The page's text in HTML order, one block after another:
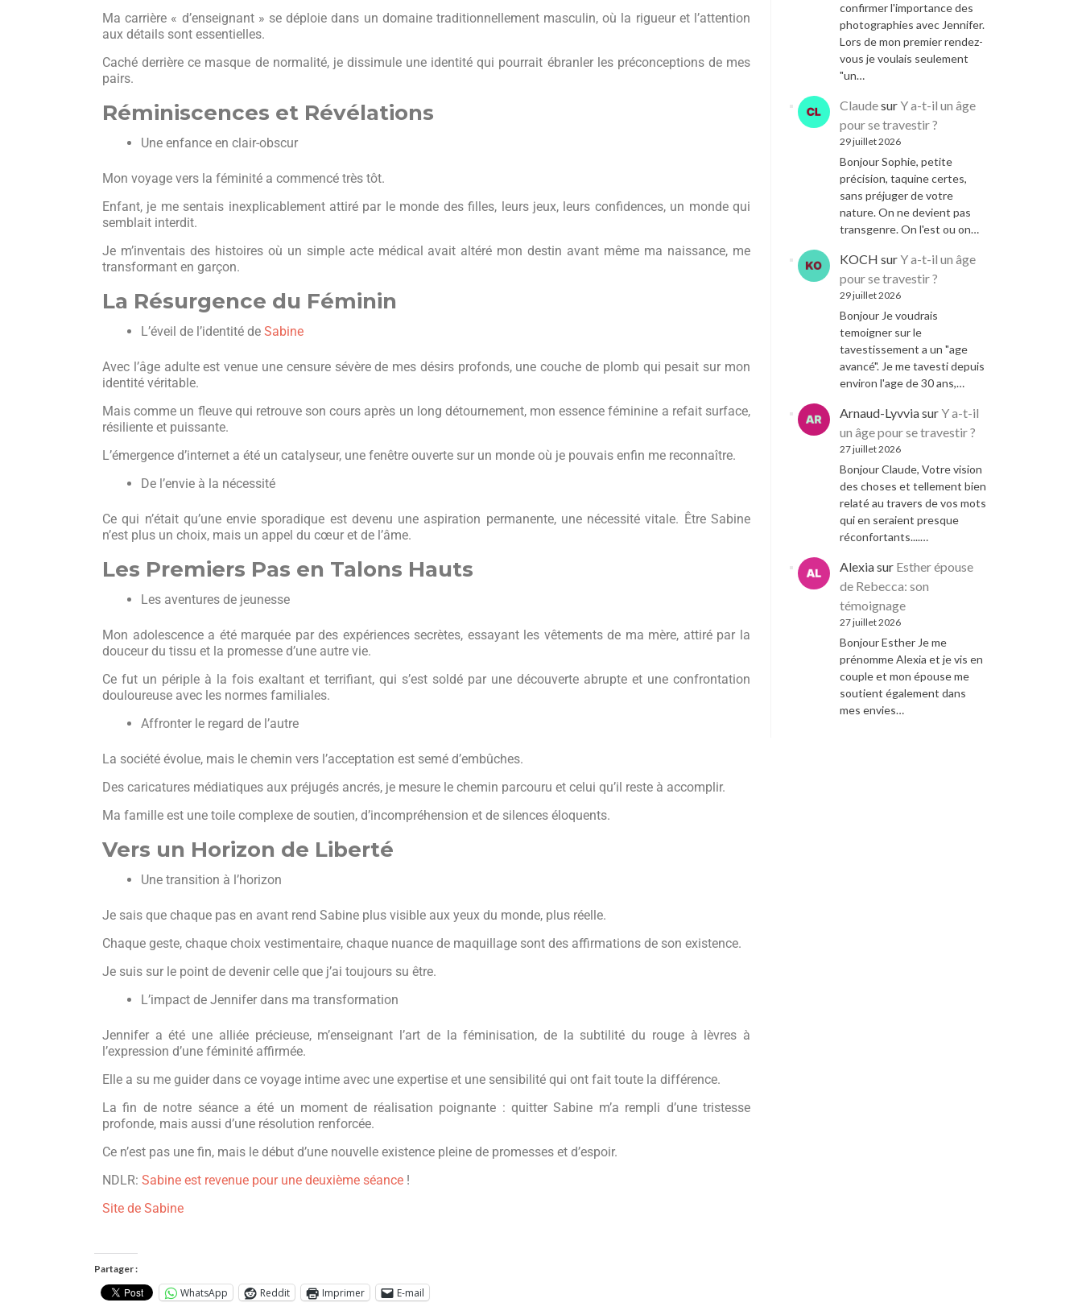
Ma carrière « d’enseignant » se déploie dans un domaine traditionnellement masculin, où la rigueur et l’attention
aux détails sont essentielles.
Caché derrière ce masque de normalité, je dissimule une identité qui pourrait ébranler les préconceptions de mes
pairs.
Réminiscences et Révélations
Une enfance en clair-obscur
Mon voyage vers la féminité a commencé très tôt.
Enfant, je me sentais inexplicablement attiré par le monde des filles, leurs jeux, leurs confidences, un monde qui
semblait interdit.
Je m’inventais des histoires où un simple acte médical avait altéré mon destin avant même ma naissance, me
transformant en garçon.
La Résurgence du Féminin
L’éveil de l’identité de Sabine
Avec l’âge adulte est venue une censure sévère de mes désirs profonds, une couche de plomb qui pesait sur mon
identité véritable.
Mais comme un fleuve qui retrouve son cours après un long détournement, mon essence féminine a refait surface,
résiliente et puissante.
L’émergence d’internet a été un catalyseur, une fenêtre ouverte sur un monde où je pouvais enfin me reconnaître.
De l’envie à la nécessité
Ce qui n’était qu’une envie sporadique est devenu une aspiration permanente, une nécessité vitale. Être Sabine
n’est plus un choix, mais un appel du cœur et de l’âme.
Les Premiers Pas en Talons Hauts
Les aventures de jeunesse
Mon adolescence a été marquée par des expériences secrètes, essayant les vêtements de ma mère, attiré par la
douceur du tissu et la promesse d’une autre vie.
Ce fut un périple à la fois exaltant et terrifiant, qui s’est soldé par une découverte abrupte et une confrontation
douloureuse avec les normes familiales.
Affronter le regard de l’autre
La société évolue, mais le chemin vers l’acceptation est semé d’embûches.
Des caricatures médiatiques aux préjugés ancrés, je mesure le chemin parcouru et celui qu’il reste à accomplir.
Ma famille est une toile complexe de soutien, d’incompréhension et de silences éloquents.
Vers un Horizon de Liberté
Une transition à l’horizon
Je sais que chaque pas en avant rend Sabine plus visible aux yeux du monde, plus réelle.
Chaque geste, chaque choix vestimentaire, chaque nuance de maquillage sont des affirmations de son existence.
Je suis sur le point de devenir celle que j’ai toujours su être.
L’impact de Jennifer dans ma transformation
Jennifer a été une alliée précieuse, m’enseignant l’art de la féminisation, de la subtilité du rouge à lèvres à
l’expression d’une féminité affirmée.
Elle a su me guider dans ce voyage intime avec une expertise et une sensibilité qui ont fait toute la différence.
La fin de notre séance a été un moment de réalisation poignante : quitter Sabine m’a rempli d’une tristesse
profonde, mais aussi d’une résolution renforcée.
Ce n’est pas une fin, mais le début d’une nouvelle existence pleine de promesses et d’espoir.
NDLR: Sabine est revenue pour une deuxième séance !
Site de Sabine
Partager :
WhatsApp Reddit Imprimer E-mail
confirmer l'importance des
photographies avec Jennifer.
Lors de mon premier rendez-
vous je voulais seulement
"un…
ClaudesurY a-t-il un âge
pour se travestir ?
29 juillet 2026
Bonjour Sophie, petite
précision, taquine certes,
sans préjuger de votre
nature. On ne devient pas
transgenre. On l'est ou on…
KOCH surY a-t-il un âge
pour se travestir ?
29 juillet 2026
Bonjour Je voudrais
temoigner sur le
tavestissement a un "age
avancé". Je me tavesti depuis
environ l'age de 30 ans,…
Arnaud-LyvviasurY a-t-il
un âge pour se travestir ?
27 juillet 2026
Bonjour Claude, Votre vision
des choses et tellement bien
relaté au travers de vos mots
qui en seraient presque
réconfortants....…
Alexiasur Esther épouse
de Rebecca: son
témoignage
27 juillet 2026
Bonjour Esther Je me
prénomme Alexia et je vis en
couple et mon épouse me
soutient également dans
mes envies…